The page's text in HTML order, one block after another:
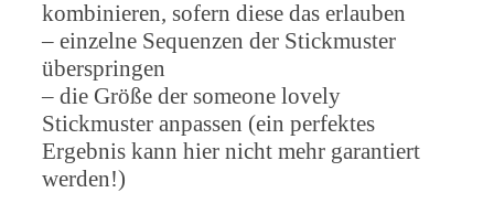
kombinieren, sofern diese das erlauben
– einzelne Sequenzen der Stickmuster
überspringen
– die Größe der someone lovely
Stickmuster anpassen (ein perfektes
Ergebnis kann hier nicht mehr garantiert
werden!)